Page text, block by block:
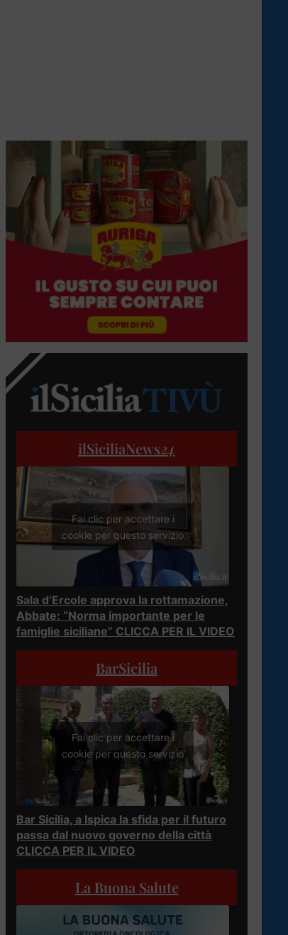
ilSiciliaNews24
Fai clic per accettare i
cookie per questo servizio
Sala d’Ercole approva la rottamazione,
Abbate: “Norma importante per le
famiglie siciliane” CLICCA PER IL VIDEO
BarSicilia
Fai clic per accettare i
cookie per questo servizio
Bar Sicilia, a Ispica la sfida per il futuro
passa dal nuovo governo della città
CLICCA PER IL VIDEO
La Buona Salute